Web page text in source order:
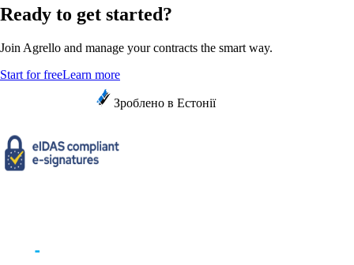
Ready to get started?
Join Agrello and manage your contracts the smart way.
Start for freeLearn more
Зроблено в Естонії